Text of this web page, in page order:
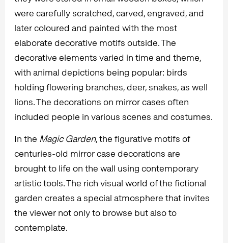
were carefully scratched, carved, engraved, and
later coloured and painted with the most
elaborate decorative motifs outside. The
decorative elements varied in time and theme,
with animal depictions being popular: birds
holding flowering branches, deer, snakes, as well
lions. The decorations on mirror cases often
included people in various scenes and costumes.
In the Magic Garden, the figurative motifs of
centuries-old mirror case decorations are
brought to life on the wall using contemporary
artistic tools. The rich visual world of the fictional
garden creates a special atmosphere that invites
the viewer not only to browse but also to
contemplate.